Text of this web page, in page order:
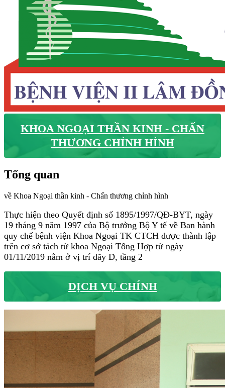
KHOA NGOẠI THẦN KINH - CHẤN
THƯƠNG CHỈNH HÌNH
Tổng quan
về Khoa Ngoại thần kinh - Chấn thương chỉnh hình
Thực hiện theo Quyết định số 1895/1997/QĐ-BYT, ngày
19 tháng 9 năm 1997 của Bộ trưởng Bộ Y tế về Ban hành
quy chế bệnh viện Khoa Ngoại TK CTCH được thành lập
trên cơ sở tách từ khoa Ngoại Tổng Hợp từ ngày
01/11/2019 nằm ở vị trí dãy D, tầng 2
DỊCH VỤ CHÍNH